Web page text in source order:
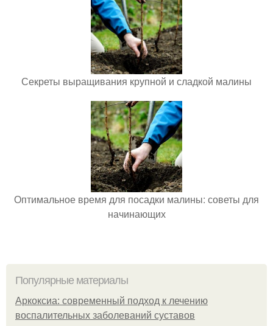
Секреты выращивания крупной и сладкой малины
Оптимальное время для посадки малины: советы для
начинающих
Популярные материалы
Аркоксиа: современный подход к лечению
воспалительных заболеваний суставов